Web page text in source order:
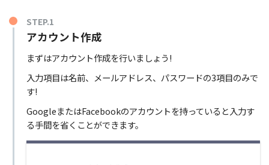
STEP.1
アカウント作成
まずはアカウント作成を行いましょう!
入力項目は名前、メールアドレス、パスワードの3項目のみで
す!
GoogleまたはFacebookのアカウントを持っていると入力す
る手間を省くことができます。